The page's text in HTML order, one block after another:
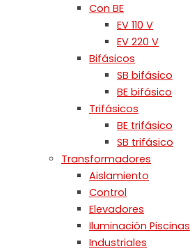
Con BE
EV 110 V
EV 220 V
Bifásicos
SB bifásico
BE bifásico
Trifásicos
BE trifásico
SB trifásico
Transformadores
Aislamiento
Control
Elevadores
Iluminación Piscinas
Industriales